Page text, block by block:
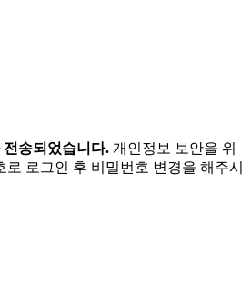
송되었습니다. 개인정보 보안을 위
로그인 후 비밀번호 변경을 해주시